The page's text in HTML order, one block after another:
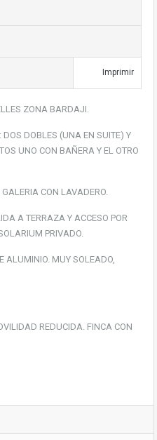
Imprimir
ZONA BARDAJI.
DOS DOBLES (UNA EN SUITE) Y
UNO CON BAÑERA Y EL OTRO
CON LAVADERO.
A TERRAZA Y ACCESO POR
PRIVADO.
ALUMINIO. MUY SOLEADO,
REDUCIDA. FINCA CON